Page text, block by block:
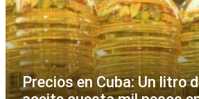
Precios en Cuba: Un litro